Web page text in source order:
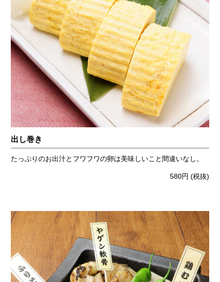
出し巻き
たっぷりのお出汁とフワフワの卵は美味しいこと間違いなし。
580円 (税抜)